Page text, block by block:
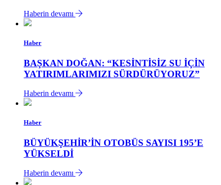
Haberin devamı
Haber
BAŞKAN DOĞAN: “KESİNTİSİZ SU İÇİN
YATIRIMLARIMIZI SÜRDÜRÜYORUZ”
Haberin devamı
Haber
BÜYÜKŞEHİR’İN OTOBÜS SAYISI 195’E
YÜKSELDİ
Haberin devamı